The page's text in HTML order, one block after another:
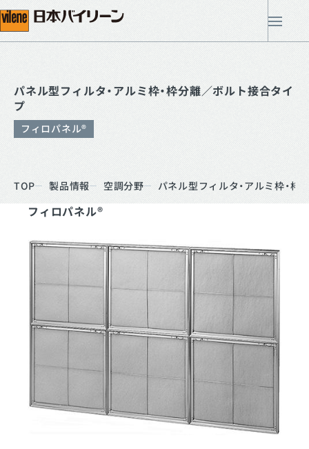
パネル型フィルタ・アルミ枠・枠分離／ボルト接合タイ
プ
フィロパネル®
TOP 製品情報 空調分野 パネル型フィルタ・アルミ枠・
フィロパネル®